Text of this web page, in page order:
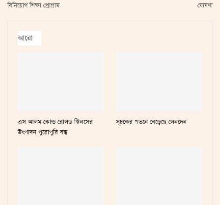
বিনিয়োগ শিক্ষা প্রোগ্রাম
ঘোষণা
আরো
এস আলম কোল্ড রোলড স্টিলসের
উৎপাদন পুরোপুরি বন্ধ
সূচকের পতনে বেড়েছে লেনদেন